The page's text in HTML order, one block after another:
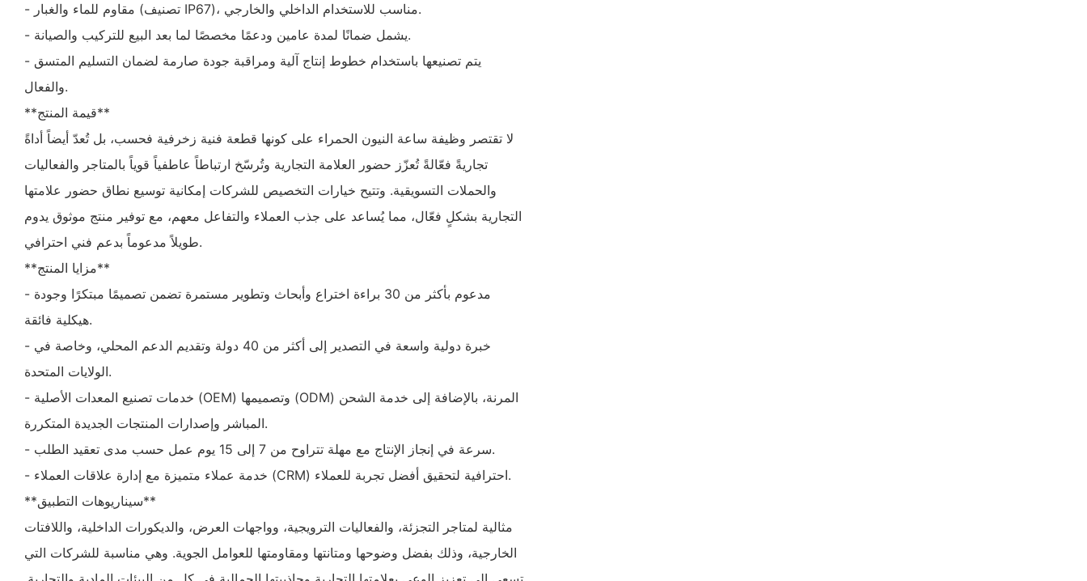
- مقاوم للماء والغبار (تصنيف IP67)، مناسب للاستخدام الداخلي والخارجي.
- يشمل ضمانًا لمدة عامين ودعمًا مخصصًا لما بعد البيع للتركيب والصيانة.
- يتم تصنيعها باستخدام خطوط إنتاج آلية ومراقبة جودة صارمة لضمان التسليم المتسق
والفعال.
**قيمة المنتج**
لا تقتصر وظيفة ساعة النيون الحمراء على كونها قطعة فنية زخرفية فحسب، بل تُعدّ أيضاً أداةً
تجاريةً فعّالةً تُعزّز حضور العلامة التجارية وتُرسّخ ارتباطاً عاطفياً قوياً بالمتاجر والفعاليات
والحملات التسويقية. وتتيح خيارات التخصيص للشركات إمكانية توسيع نطاق حضور علامتها
التجارية بشكلٍ فعّال، مما يُساعد على جذب العملاء والتفاعل معهم، مع توفير منتج موثوق يدوم
طويلاً مدعوماً بدعم فني احترافي.
**مزايا المنتج**
- مدعوم بأكثر من 30 براءة اختراع وأبحاث وتطوير مستمرة تضمن تصميمًا مبتكرًا وجودة
هيكلية فائقة.
- خبرة دولية واسعة في التصدير إلى أكثر من 40 دولة وتقديم الدعم المحلي، وخاصة في
الولايات المتحدة.
- خدمات تصنيع المعدات الأصلية (OEM) وتصميمها (ODM) المرنة، بالإضافة إلى خدمة الشحن
المباشر وإصدارات المنتجات الجديدة المتكررة.
- سرعة في إنجاز الإنتاج مع مهلة تتراوح من 7 إلى 15 يوم عمل حسب مدى تعقيد الطلب.
- خدمة عملاء متميزة مع إدارة علاقات العملاء (CRM) احترافية لتحقيق أفضل تجربة للعملاء.
**سيناريوهات التطبيق**
مثالية لمتاجر التجزئة، والفعاليات الترويجية، وواجهات العرض، والديكورات الداخلية، واللافتات
الخارجية، وذلك بفضل وضوحها ومتانتها ومقاومتها للعوامل الجوية. وهي مناسبة للشركات التي